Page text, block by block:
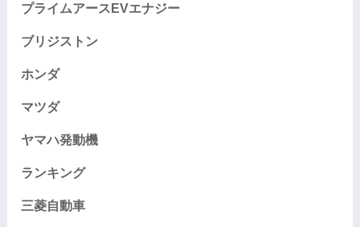
プライムアースEVエナジー
ブリジストン
ホンダ
マツダ
ヤマハ発動機
ランキング
三菱自動車